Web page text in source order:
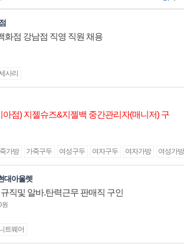
화점 강남점 직영 직원 채용
사리
점) 지젤슈즈&지젤백 중간관리자(매니저) 구
가방 가죽구두 여성구두 여자구두 여자가방 여성가방
대아울렛
직및 알바.탄력근무 판매직 구인
원
트웨어